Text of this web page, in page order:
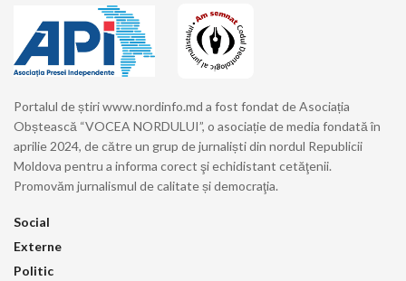
Portalul de știri www.nordinfo.md a fost fondat de Asociația
Obștească “VOCEA NORDULUI”, o asociație de media fondată în
aprilie 2024, de către un grup de jurnaliști din nordul Republicii
Moldova pentru a informa corect şi echidistant cetăţenii.
Promovăm jurnalismul de calitate și democraţia.
Social
Externe
Politic